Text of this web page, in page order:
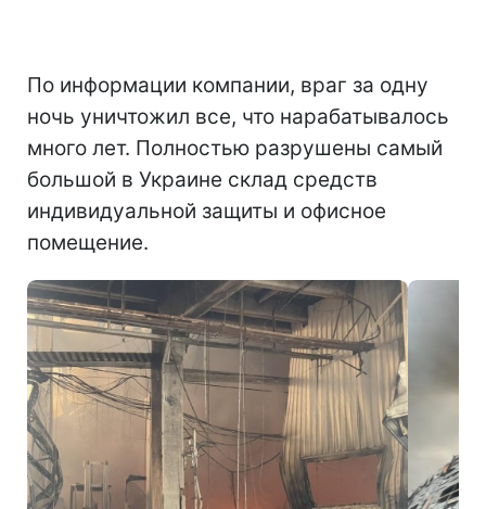
По информации компании, враг за одну
ночь уничтожил все, что нарабатывалось
много лет. Полностью разрушены самый
большой в Украине склад средств
индивидуальной защиты и офисное
помещение.